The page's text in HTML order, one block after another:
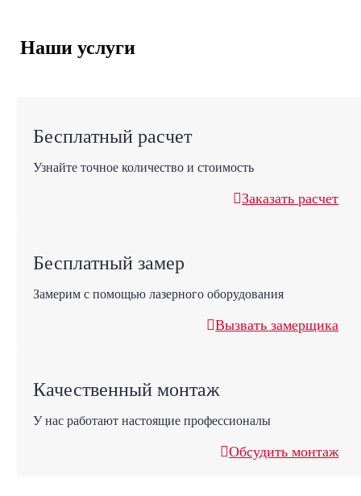
Наши услуги
Бесплатный расчет
Узнайте точное количество и стоимость
Заказать расчет
Бесплатный замер
Замерим с помощью лазерного оборудования
Вызвать замерщика
Качественный монтаж
У нас работают настоящие профессионалы
Обсудить монтаж